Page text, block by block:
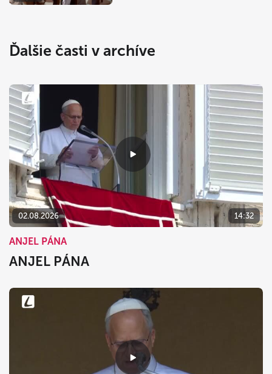
Ďalšie časti v archíve
02.08.2026 14:32
ANJEL PÁNA
ANJEL PÁNA